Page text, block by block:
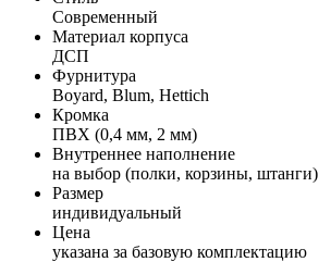
Современный
Материал корпуса
ДСП
Фурнитура
Boyard, Blum, Hettich
Кромка
ПВХ (0,4 мм, 2 мм)
Внутреннее наполнение
на выбор (полки, корзины, штанги)
Размер
индивидуальный
Цена
указана за базовую комплектацию